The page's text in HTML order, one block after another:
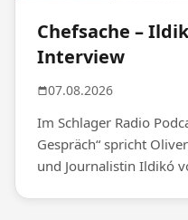
Chefsache –
Interview
07.08.2026
Im Schlager Radio
Gespräch“ spricht
und Journalistin Ildikó